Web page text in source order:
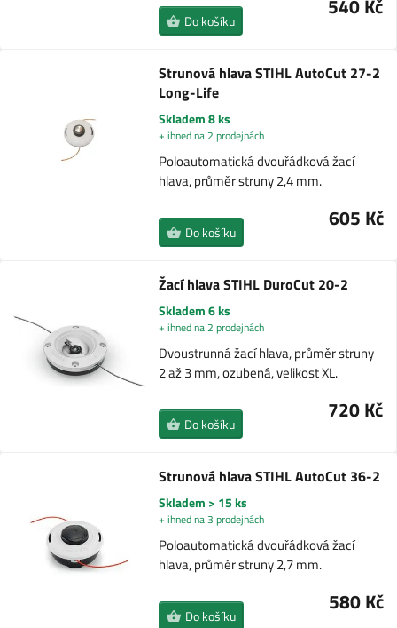
540 Kč
Do košíku
Strunová hlava STIHL AutoCut 27-2
Long-Life
Skladem 8 ks
+ ihned na 2 prodejnách
Poloautomatická dvouřádková žací
hlava, průměr struny 2,4 mm.
605 Kč
Do košíku
Žací hlava STIHL DuroCut 20-2
Skladem 6 ks
+ ihned na 2 prodejnách
Dvoustrunná žací hlava, průměr struny
2 až 3 mm, ozubená, velikost XL.
720 Kč
Do košíku
Strunová hlava STIHL AutoCut 36-2
Skladem > 15 ks
+ ihned na 3 prodejnách
Poloautomatická dvouřádková žací
hlava, průměr struny 2,7 mm.
580 Kč
Do košíku